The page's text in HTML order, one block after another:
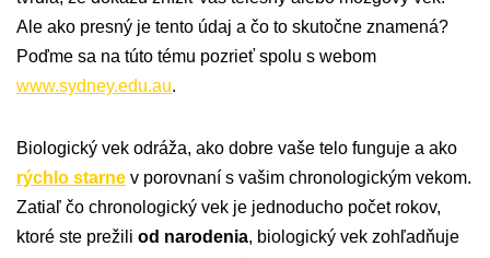
Ale ako presný je tento údaj a čo to skutočne znamená?
Poďme sa na túto tému pozrieť spolu s webom
www.sydney.edu.au.
Biologický vek odráža, ako dobre vaše telo funguje a ako
rýchlo starne v porovnaní s vašim chronologickým vekom.
Zatiaľ čo chronologický vek je jednoducho počet rokov,
ktoré ste prežili od narodenia, biologický vek zohľadňuje